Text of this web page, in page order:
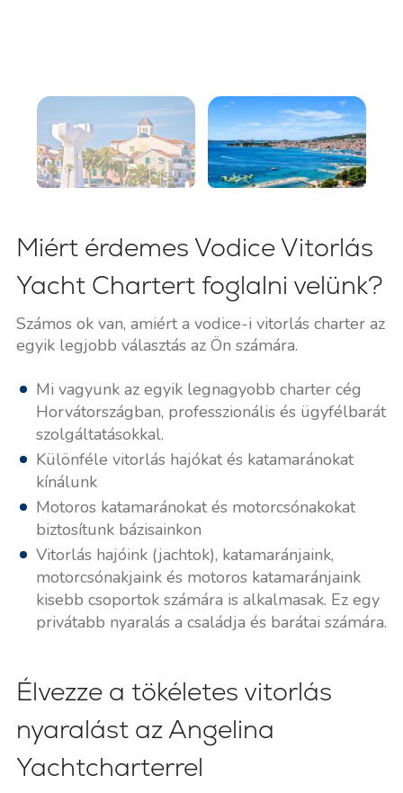
Miért érdemes Vodice Vitorlás
Yacht Chartert foglalni velünk?
Számos ok van, amiért a vodice-i vitorlás charter az
egyik legjobb választás az Ön számára.
Mi vagyunk az egyik legnagyobb charter cég
Horvátországban, professzionális és ügyfélbarát
szolgáltatásokkal.
Különféle vitorlás hajókat és katamaránokat
kínálunk
Motoros katamaránokat és motorcsónakokat
biztosítunk bázisainkon
Vitorlás hajóink (jachtok), katamaránjaink,
motorcsónakjaink és motoros katamaránjaink
kisebb csoportok számára is alkalmasak. Ez egy
privátabb nyaralás a családja és barátai számára.
Élvezze a tökéletes vitorlás
nyaralást az Angelina
Yachtcharterrel